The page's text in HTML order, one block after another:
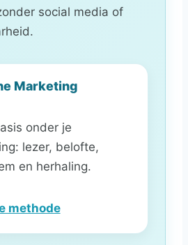
social media of
Marketing
onder je
lezer, belofte,
en herhaling.
methode